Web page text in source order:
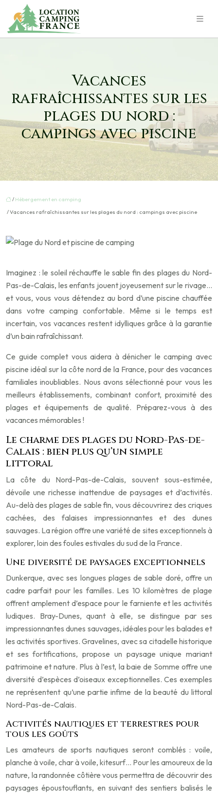
Vacances
rafraîchissantes sur les
plages du nord :
campings avec piscine
/ Hébergement en camping
/ Vacances rafraîchissantes sur les plages du nord : campings avec piscine
Imaginez : le soleil réchauffe le sable fin des plages du Nord-
Pas-de-Calais, les enfants jouent joyeusement sur le rivage…
et vous, vous vous détendez au bord d’une piscine chauffée
dans votre camping confortable. Même si le temps est
incertain, vos vacances restent idylliques grâce à la garantie
d’un bain rafraîchissant.
Ce guide complet vous aidera à dénicher le camping avec
piscine idéal sur la côte nord de la France, pour des vacances
familiales inoubliables. Nous avons sélectionné pour vous les
meilleurs établissements, combinant confort, proximité des
plages et équipements de qualité. Préparez-vous à des
vacances mémorables !
Le charme des plages du Nord-Pas-de-
Calais : bien plus qu’un simple
littoral
La côte du Nord-Pas-de-Calais, souvent sous-estimée,
dévoile une richesse inattendue de paysages et d’activités.
Au-delà des plages de sable fin, vous découvrirez des criques
cachées, des falaises impressionnantes et des dunes
sauvages. La région offre une variété de sites exceptionnels à
explorer, loin des foules estivales du sud de la France.
Une diversité de paysages exceptionnels
Dunkerque, avec ses longues plages de sable doré, offre un
cadre parfait pour les familles. Les 10 kilomètres de plage
offrent amplement d’espace pour le farniente et les activités
ludiques. Bray-Dunes, quant à elle, se distingue par ses
impressionnantes dunes sauvages, idéales pour les balades et
les activités sportives. Gravelines, avec sa citadelle historique
et ses fortifications, propose un paysage unique mariant
patrimoine et nature. Plus à l’est, la baie de Somme offre une
diversité d’espèces d’oiseaux exceptionnelles. Ces exemples
ne représentent qu’une partie infime de la beauté du littoral
Nord-Pas-de-Calais.
Activités nautiques et terrestres pour
tous les goûts
Les amateurs de sports nautiques seront comblés : voile,
planche à voile, char à voile, kitesurf… Pour les amoureux de la
nature, la randonnée côtière vous permettra de découvrir des
paysages époustouflants, en suivant des sentiers balisés le